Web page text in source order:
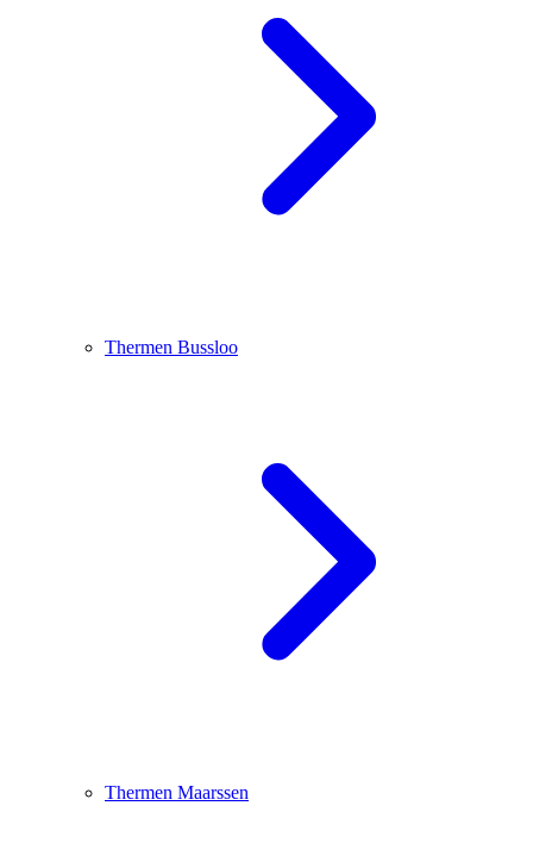
Thermen Bussloo
Thermen Maarssen